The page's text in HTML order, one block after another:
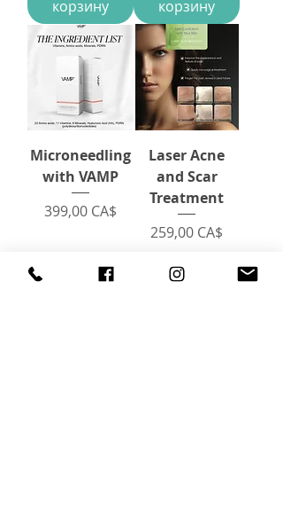
корзину
корзину
Microneedling
with VAMP
Цена
399,00 CA$
Добавить в
Laser Acne
and Scar
Treatment
Цена
259,00 CA$
Добавить в